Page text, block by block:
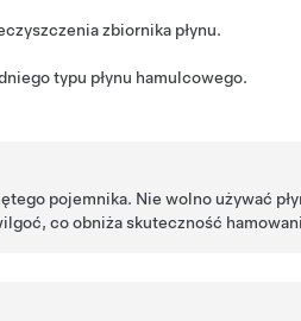
zbiornika płynu.
typu płynu hamulcowego.
pojemnika. Nie wolno używać
co obniża skuteczność